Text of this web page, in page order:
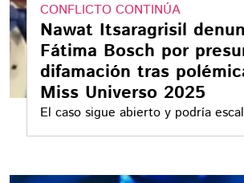
CONFLICTO CONTINÚA
Nawat Itsaragrisil
Fátima Bosch por
difamación tras
Miss Universo 2025
El caso sigue abierto y podría
proceso judicial internacional